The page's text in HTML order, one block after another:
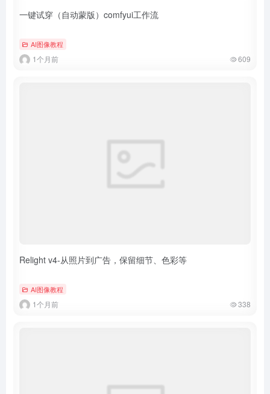
一键试穿（自动蒙版）comfyui工作流
AI图像教程
1个月前 609
Relight v4-从照片到广告，保留细节、色彩等
AI图像教程
1个月前 338